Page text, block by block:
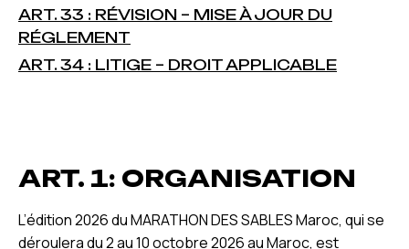
ART. 33 : RÉVISION – MISE À JOUR DU
RÉGLEMENT
ART. 34 : LITIGE – DROIT APPLICABLE
ART. 1: ORGANISATION
L’édition 2026 du MARATHON DES SABLES Maroc, qui se
déroulera du 2 au 10 octobre 2026 au Maroc, est